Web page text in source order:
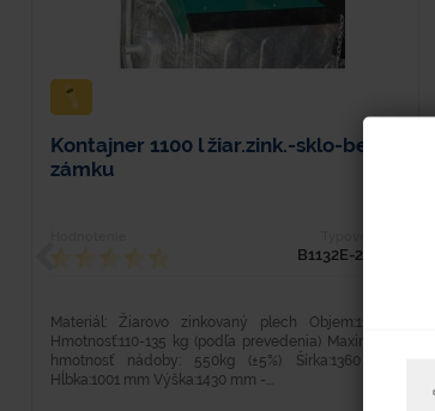
Kontajner 1100 l žiar.zink.-sklo-bez
zámku
B1132E-2B-SK
Materiál: Žiarovo zinkovaný plech Objem:1100 l
Hmotnosť:110-135 kg (podľa prevedenia) Maximálna
hmotnosť nádoby: 550kg (±5%) Šírka:1360 mm
Hĺbka:1001 mm Výška:1430 mm -...